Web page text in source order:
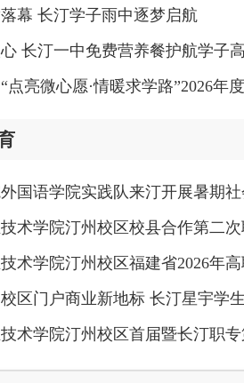
幕 长汀学子雨中逐梦启航
长汀一中免费营养餐护航学子
点亮微心愿·情暖求学路”2026年
国语学院实践队来汀开展暑期
术学院汀州校区校县合作第二
术学院汀州校区福建省2026年
区门户商业新地标 长汀星宇学
术学院汀州校区首届暨长汀职